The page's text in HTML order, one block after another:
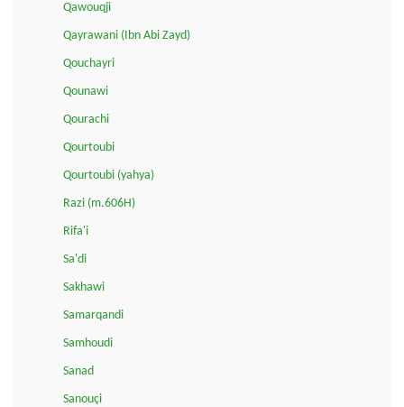
Qawouqji
Qayrawani (Ibn Abi Zayd)
Qouchayri
Qounawi
Qourachi
Qourtoubi
Qourtoubi (yahya)
Razi (m.606H)
Rifa'i
Sa'di
Sakhawi
Samarqandi
Samhoudi
Sanad
Sanouçi